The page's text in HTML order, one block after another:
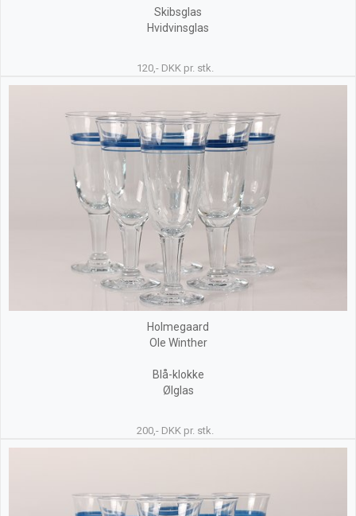
Skibsglas
Hvidvinsglas
120,- DKK pr. stk.
Holmegaard
Ole Winther
Blå-klokke
Ølglas
200,- DKK pr. stk.